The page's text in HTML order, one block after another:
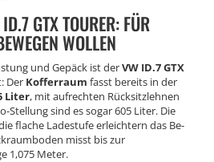
GTX TOURER: FÜR
WOLLEN
und Gepäck ist derVW ID.7 GTX
Der Kofferraum fasst bereits in der
Liter, mit aufrechten Rücksitzlehnen
Stellung sind es sogar 605 Liter. Die
flache Ladestufe erleichtern das Be-
misst bis zur
1,075 Meter.